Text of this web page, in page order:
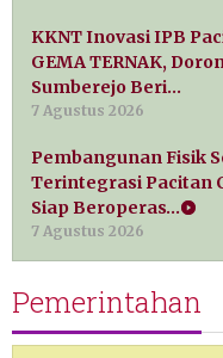
KKNT Inovasi IPB
GEMA TERNAK,
Sumberejo Beri…
7 Agustus 2026
Pembangunan Fisik
Terintegrasi Pacitan
Siap Beroperas…
7 Agustus 2026
Pemerintahan